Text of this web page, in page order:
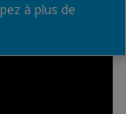
à plus de